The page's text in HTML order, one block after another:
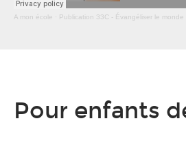
A mon école · Publication 33C - Évangéliser le monde
Pour enfants